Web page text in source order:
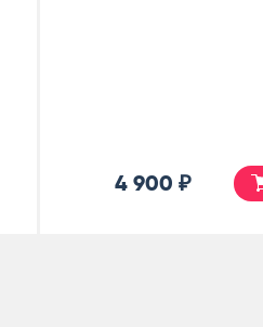
4 900 ₽